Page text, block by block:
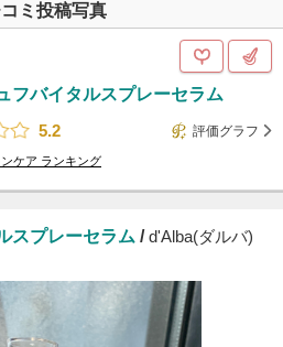
ミ投稿写真
フバイタルスプレーセラム
5.2
評価グラフ
ケア ランキング
スプレーセラム /d'Alba(ダルバ)